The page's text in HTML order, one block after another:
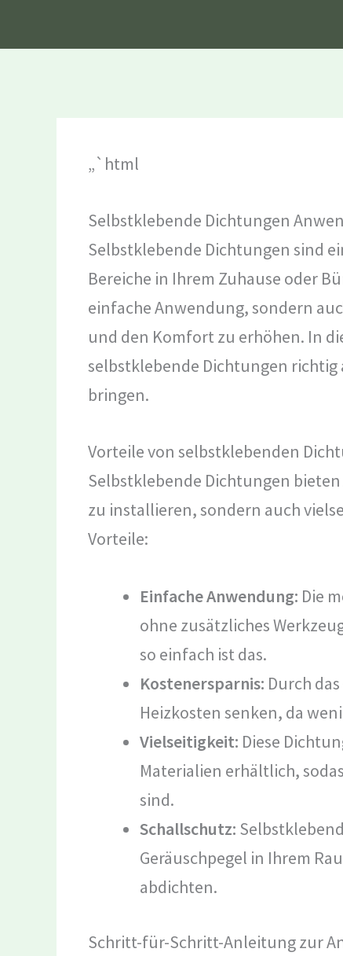
„`html
Selbstklebende Dichtungen
Selbstklebende Dichtungen sind
Bereiche in Ihrem Zuhause oder
einfache Anwendung, sondern
und den Komfort zu erhöhen. In
selbstklebende Dichtungen
bringen.
Vorteile von selbstklebenden
Selbstklebende Dichtungen
zu installieren, sondern auch
Vorteile:
Einfache Anwendung: Die
ohne zusätzliches
so einfach ist das.
Kostenersparnis: Durch
Heizkosten senken, da
Vielseitigkeit: Diese
Materialien erhältlich,
sind.
Schallschutz:
Geräuschpegel in Ihrem
abdichten.
Schritt-für-Schritt-Anleitung zur